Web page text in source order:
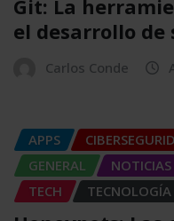
Git: La
el desarrollo
Carlos Conde
APPS
GENERAL
NOTICIAS
TECH
TECNOLOGÍA